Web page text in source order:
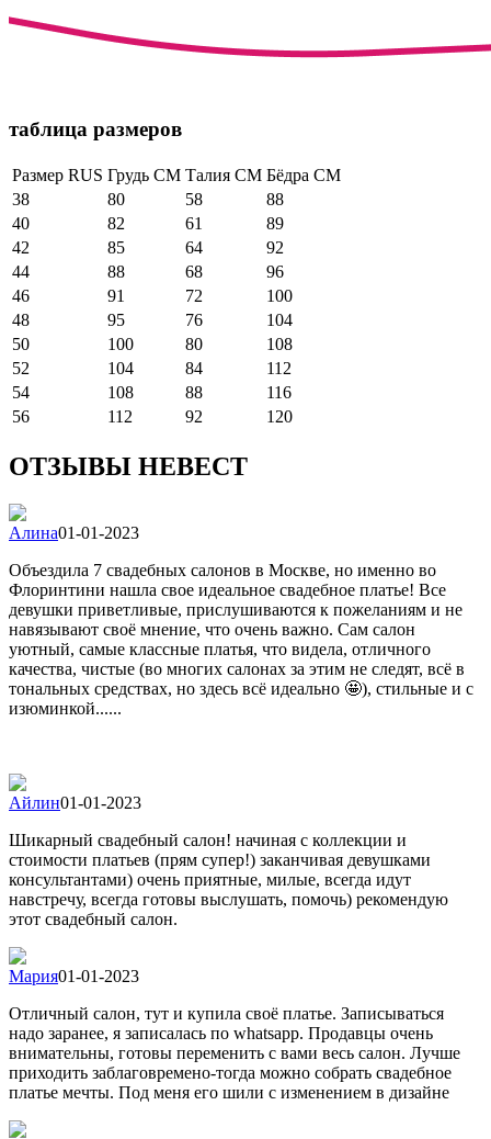
таблица размеров
Размер RUS Грудь СМ Талия СМ Бёдра СМ
38
80 58
88
40
82 61
89
42
85 64
92
44
88 68
96
46
91 72
100
48
95 76
104
50
100 80
108
52
104 84
112
54
108 88
116
56
112 92 120
ОТЗЫВЫ НЕВЕСТ
Алина01-01-2023
Объездила 7 свадебных салонов в Москве, но именно во
Флоринтини нашла свое идеальное свадебное платье! Все
девушки приветливые, прислушиваются к пожеланиям и не
навязывают своё мнение, что очень важно. Сам салон
уютный, самые классные платья, что видела, отличного
качества, чистые (во многих салонах за этим не следят, всё в
тональных средствах, но здесь всё идеально 🤩), стильные и с
изюминкой......
Айлин01-01-2023
Шикарный свадебный салон! начиная с коллекции и
стоимости платьев (прям супер!) заканчивая девушками
консультантами) очень приятные, милые, всегда идут
навстречу, всегда готовы выслушать, помочь) рекомендую
этот свадебный салон.
Мария01-01-2023
Отличный салон, тут и купила своё платье. Записываться
надо заранее, я записалась по whatsapp. Продавцы очень
внимательны, готовы переменить с вами весь салон. Лучше
приходить заблаговремено-тогда можно собрать свадебное
платье мечты. Под меня его шили с изменением в дизайне